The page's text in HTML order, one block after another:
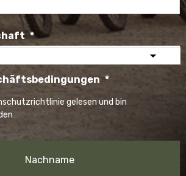
*
*
gelesen und bin